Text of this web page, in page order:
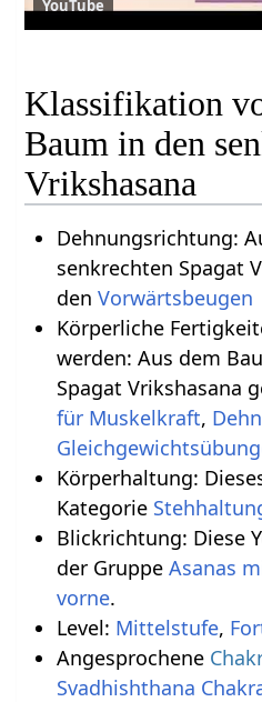
YouTube
Klassifikation
Baum in den
Vrikshasana
Dehnungsrichtung:
senkrechten Spagat
den Vorwärtsbeugen
Körperliche
werden: Aus dem
Spagat Vrikshasana
für Muskelkraft,
Körperhaltung:
Kategorie
Blickrichtung: Diese
der Gruppe Asanas
vorne.
Level: Mittelstufe,
Angesprochene
Svadhishthana